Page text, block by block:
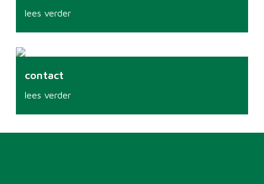
lees verder
contact
lees verder